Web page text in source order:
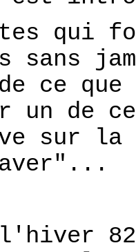
qui
sans
ce
un de
sur la
l'hiver